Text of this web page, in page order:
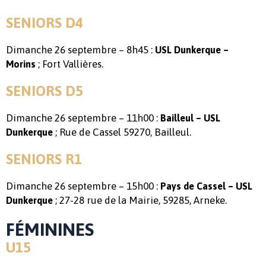
SENIORS D4
Dimanche 26 septembre – 8h45 : USL Dunkerque –
Morins ; Fort Vallières.
SENIORS D5
Dimanche 26 septembre – 11h00 : Bailleul – USL
Dunkerque ; Rue de Cassel 59270, Bailleul.
SENIORS R1
Dimanche 26 septembre – 15h00 : Pays de Cassel – USL
Dunkerque ; 27-28 rue de la Mairie, 59285, Arneke.
FÉMININES
U15